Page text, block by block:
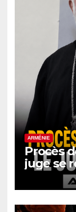
ARMÉNIE
Procès
juge se